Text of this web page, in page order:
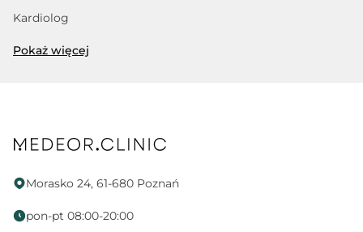
Kardiolog
Trycholog
Proktolog
Fizjoterapia uroginekologiczna
Ortopeda
Pokaż więcej
Morasko 24, 61-680 Poznań
pon-pt 08:00-20:00